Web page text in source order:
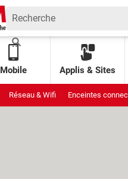
Mobile Applis & Sites
Réseau & Wifi Enceintes